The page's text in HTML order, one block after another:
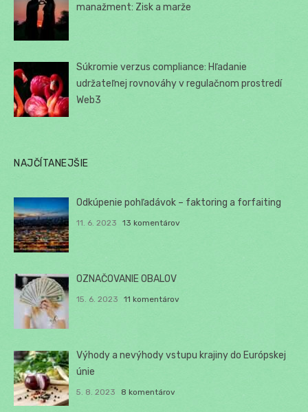
manažment: Zisk a marže
Súkromie verzus compliance: Hľadanie
udržateľnej rovnováhy v regulačnom prostredí
Web3
NAJČÍTANEJŠIE
Odkúpenie pohľadávok – faktoring a forfaiting
11. 6. 2023 13 komentárov
OZNAČOVANIE OBALOV
15. 6. 2023 11 komentárov
Výhody a nevýhody vstupu krajiny do Európskej
únie
5. 8. 2023 8 komentárov